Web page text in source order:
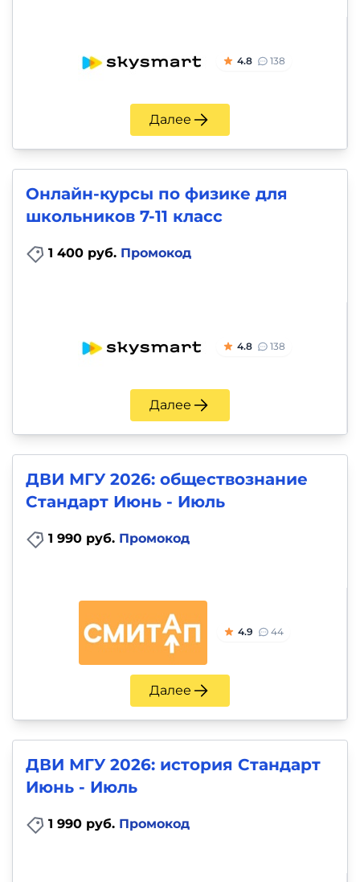
4.8 138
Далее
Онлайн-курсы по физике для
школьников 7-11 класс
1 400 руб. Промокод
4.8 138
Далее
ДВИ МГУ 2026: обществознание
Стандарт Июнь - Июль
1 990 руб. Промокод
4.9 44
Далее
ДВИ МГУ 2026: история Стандарт
Июнь - Июль
1 990 руб. Промокод